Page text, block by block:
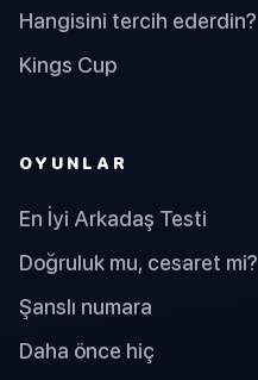
Hangisini tercih ederdin?
Kings Cup
OYUNLAR
En İyi Arkadaş Testi
Doğruluk mu, cesaret mi?
Şanslı numara
Daha önce hiç